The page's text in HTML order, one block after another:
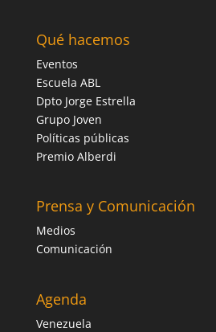
Qué hacemos
Eventos
Escuela ABL
Dpto Jorge Estrella
Grupo Joven
Políticas públicas
Premio Alberdi
Prensa y Comunicación
Medios
Comunicación
Agenda
Venezuela